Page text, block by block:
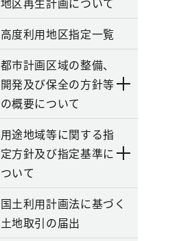
高度利用地区指定一覧
都市計画区域の整備、
開発及び保全の方針等
の概要について
用途地域等に関する指
定方針及び指定基準に
ついて
国土利用計画法に基づく
土地取引の届出